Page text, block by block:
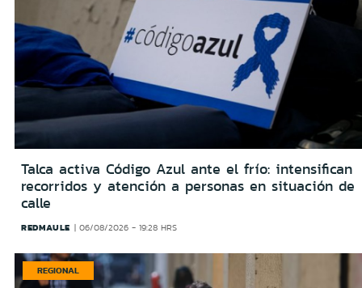
Talca activa Código Azul ante el frío: intensifican
recorridos y atención a personas en situación de
calle
REDMAULE 06/08/2026 - 19:28 HRS
REGIONAL